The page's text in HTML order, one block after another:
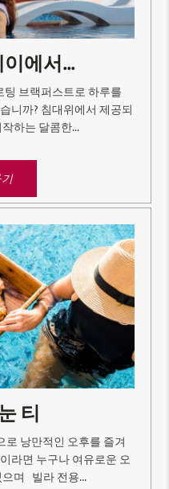
에서...
팅 브랙퍼스트로 하루를
니까? 침대위에서 제공되
하는 달콤한...
티
낭만적인 오후를 즐겨
라면 누구나 여유로운 오
며 빌라 전용...